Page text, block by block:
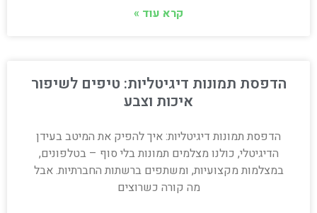
קרא עוד »
הדפסת תמונות דיגיטליות: טיפים לשיפור
איכות וצבע
הדפסת תמונות דיגיטליות: איך להפיק את המיטב בעידן
הדיגיטלי, כולנו מצלמים תמונות בלי סוף – בטלפונים,
במצלמות מקצועיות, ומשתפים ברשתות החברתיות. אבל
מה קורה כשרוצים